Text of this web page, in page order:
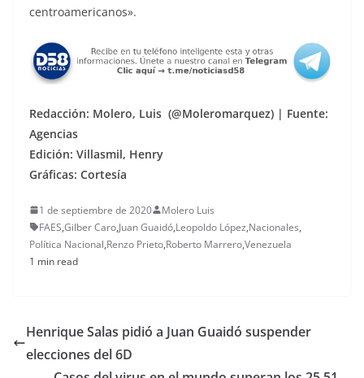
centroamericanos».
Redacción: Molero, Luis (@Moleromarquez) | Fuente:
Agencias
Edición: Villasmil, Henry
Gráficas: Cortesía
1 de septiembre de 2020
Molero Luis
FAES,Gilber Caro,Juan Guaidó,Leopoldo López,Nacionales,
Política Nacional,Renzo Prieto,Roberto Marrero,Venezuela
1 min read
Henrique Salas pidió a Juan Guaidó suspender
elecciones del 6D